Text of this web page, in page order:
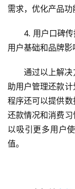
信
开
A
P
P
开
发
需求，优化产品功
4. 用户口碑
用户基础和品牌影
通过以上解
助用户管理还款
程序还可以提供
还款情况和消费
以吸引更多用户
值。